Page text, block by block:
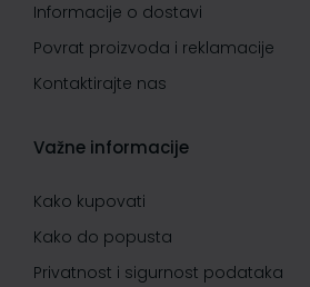
Informacije o dostavi
Povrat proizvoda i reklamacije
Kontaktirajte nas
Važne informacije
Kako kupovati
Kako do popusta
Privatnost i sigurnost podataka